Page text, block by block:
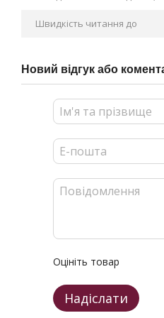
Швидкість читання до
Новий відгук або
Оцініть товар
Надіслати